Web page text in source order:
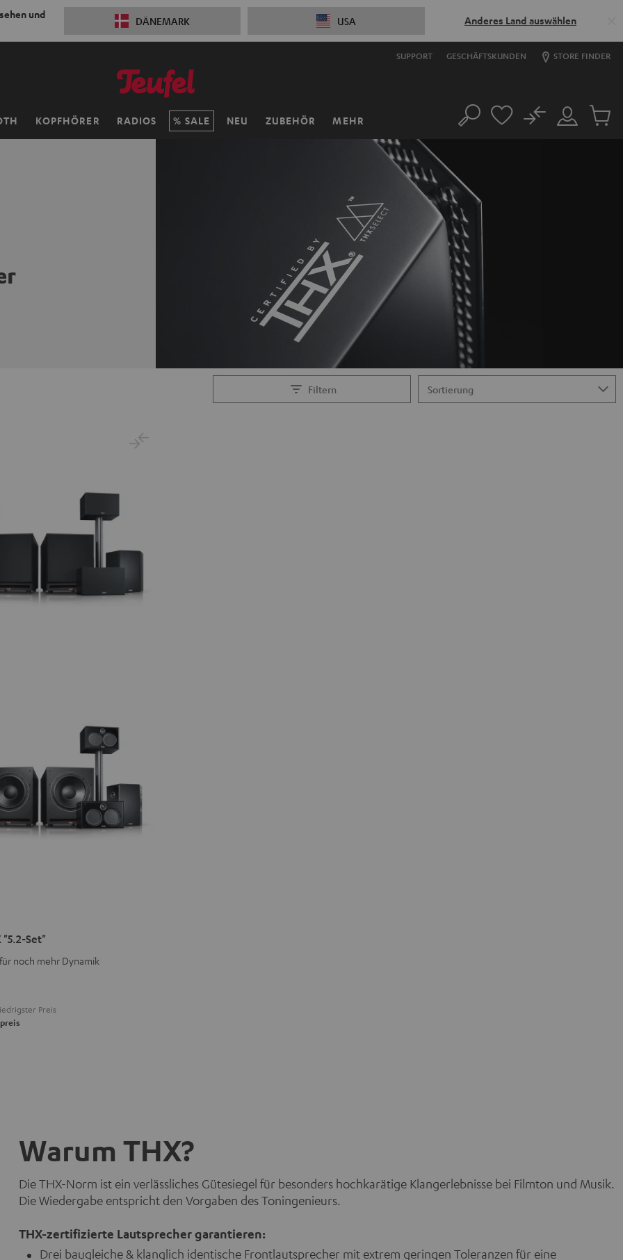
und
DÄNEMARK USA Anderes Land auswählen
SUPPORT GESCHÄFTSKUNDEN STORE FINDER
KOPFHÖRER RADIOS SALE NEU ZUBEHÖR MEHR Suche
Mein
No
Artikel
Filtern
"5.2-Set"
noch mehr Dynamik
Preis
Warum THX?
Die THX-Norm ist ein verlässliches Gütesiegel für besonders hochkarätige Klangerlebnisse bei Filmton und Musik.
Die Wiedergabe entspricht den Vorgaben des Toningenieurs.
THX-zertifizierte Lautsprecher garantieren:
Drei baugleiche & klanglich identische Frontlautsprecher mit extrem geringen Toleranzen für eine